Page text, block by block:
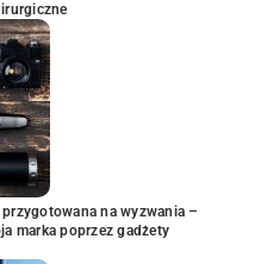
na wyzwania –
marka poprzez gadżety